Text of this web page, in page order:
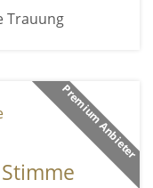
Trauung
Premium Anbieter